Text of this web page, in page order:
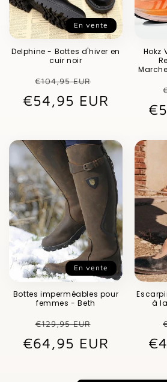
En vente
Delphine - Bottes d'hiver en
cuir noir
Prix
habituel
€104,95 EUR
€54,95 EUR
Hokz
En vente
Bottes imperméables pour
femmes - Beth
Prix
habituel
€129,95 EUR
€64,95 EUR
à